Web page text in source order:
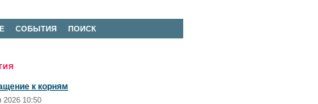
СОБЫТИЯ ПОИСК
к корням
2026 10:50